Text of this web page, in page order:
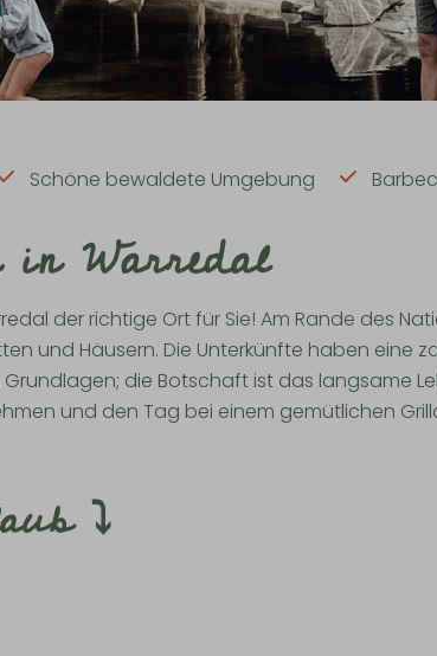
Schöne bewaldete Umgebung
in Warredal
der richtige Ort für Sie! Am Rande des
und Häusern. Die Unterkünfte haben eine
die Botschaft ist das langsame
und den Tag bei einem gemütlichen
⤵